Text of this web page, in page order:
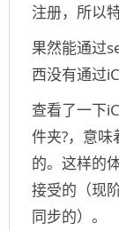
注册，所以
果然能通过
西没有通过
查看了一下
件夹?，意
的。这样的
接受的（现
同步的）。